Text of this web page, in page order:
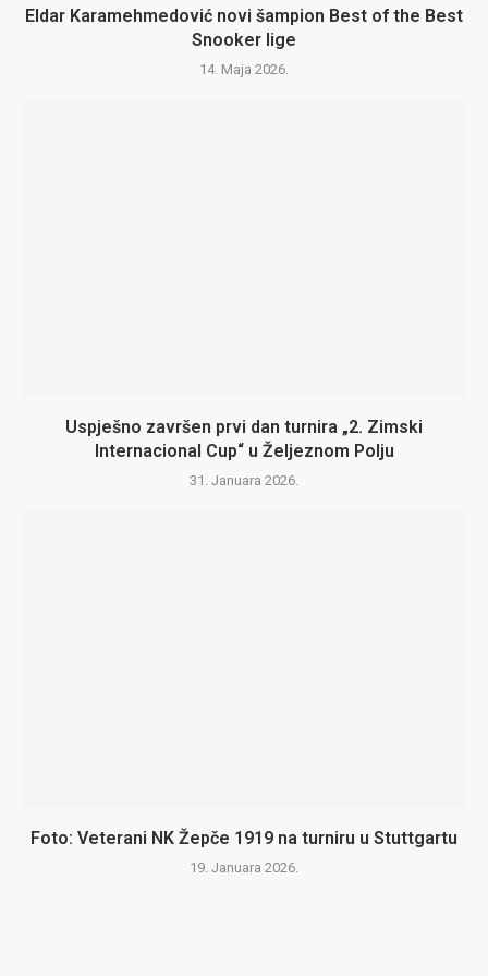
Eldar Karamehmedović novi šampion Best of the Best
Snooker lige
14. Maja 2026.
Uspješno završen prvi dan turnira „2. Zimski
Internacional Cup“ u Željeznom Polju
31. Januara 2026.
Foto: Veterani NK Žepče 1919 na turniru u Stuttgartu
19. Januara 2026.